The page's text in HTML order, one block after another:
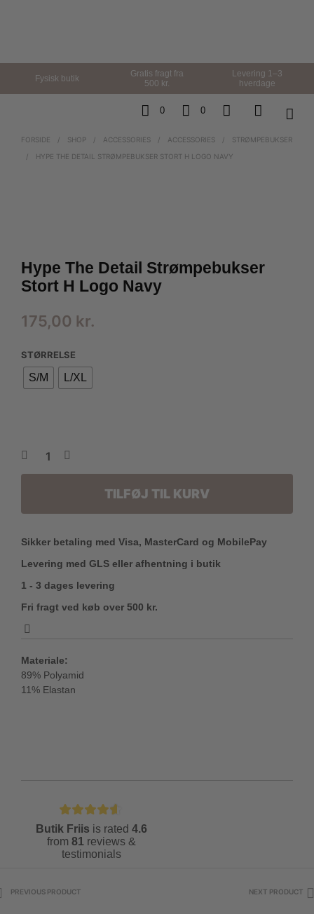
Fysisk butik
Gratis fragt fra
500 kr.
Levering 1–3
hverdage
0 0
FORSIDE / SHOP / ACCESSORIES / ACCESSORIES /
STRØMPEBUKSER
/
HYPE THE DETAIL STRØMPEBUKSER STORT H LOGO NAVY
Hype The Detail Strømpebukser
Stort H Logo Navy
175,00 kr.
STØRRELSE
S/M L/XL
TILFØJ TIL KURV
Sikker betaling med Visa, MasterCard og MobilePay
Levering med GLS eller afhentning i butik
1 - 3 dages levering
Fri fragt ved køb over 500 kr.
Materiale:
89% Polyamid
11% Elastan
Butik Friis is rated 4.6
from 81 reviews &
testimonials
PREVIOUS PRODUCT NEXT PRODUCT